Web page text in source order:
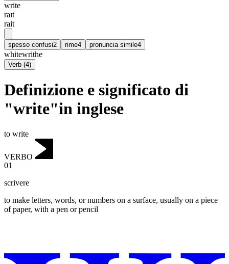
write
raɪt
rait
spesso confusi2 rime4 pronuncia simile4
whitewrithe
Verb (4)
Definizione e significato di
"write"in inglese
to write
VERBO
01
scrivere
to make letters, words, or numbers on a surface, usually on a piece
of paper, with a pen or pencil